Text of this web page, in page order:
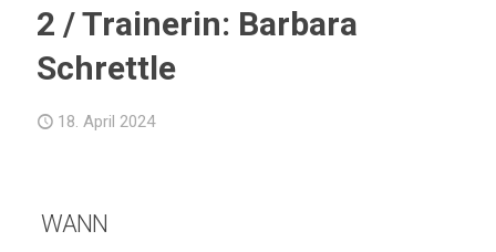
2 / Trainerin: Barbara
Schrettle
18. April 2024
WANN